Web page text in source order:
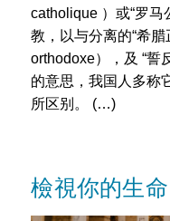
catholique ）或“罗马
教，以与分离的“希腊
orthodoxe），及 “誓
的意思，我国人多称
所区别。 (…)
檢視你的生命